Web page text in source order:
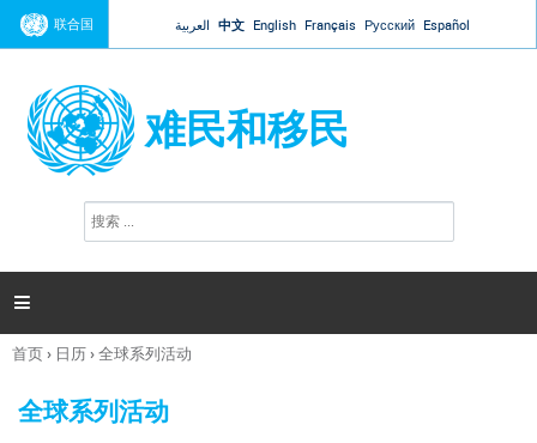
Jump to navigation
联合国 العربية 中文 English Français Русский Español
难民和移民
搜
索

你
这
首页› 日历›全球系列活动
全球系列活动